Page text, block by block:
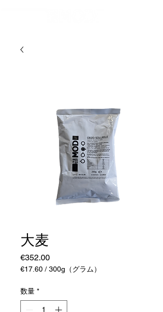
大麦
€352.00価
格
€17.60 / 300g（グラム）
ご
数量 *